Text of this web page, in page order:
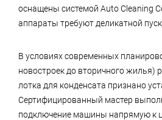
оснащены системой Auto Cleaning
аппараты требуют деликатной
В условиях современных
новостроек до вторичного жилья)
лотка для конденсата признано
Сертифицированный мастер
подключение машины напрямую к